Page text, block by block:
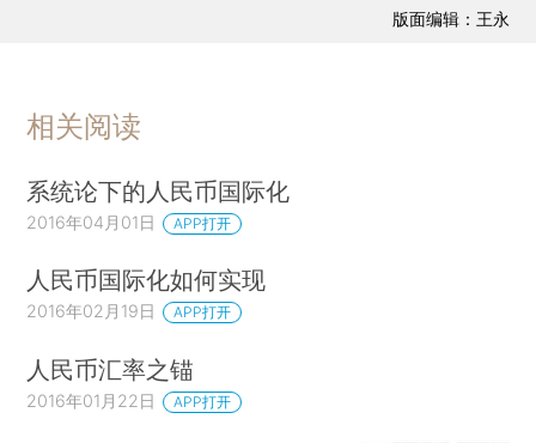
版面编辑：王永
相关阅读
系统论下的人民币国际化
2016年04月01日 APP打开
人民币国际化如何实现
2016年02月19日 APP打开
人民币汇率之锚
2016年01月22日 APP打开